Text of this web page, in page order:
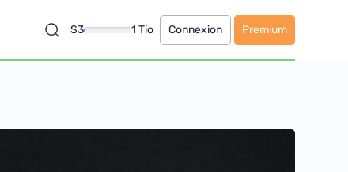
S3 1 Tio Connexion Premium